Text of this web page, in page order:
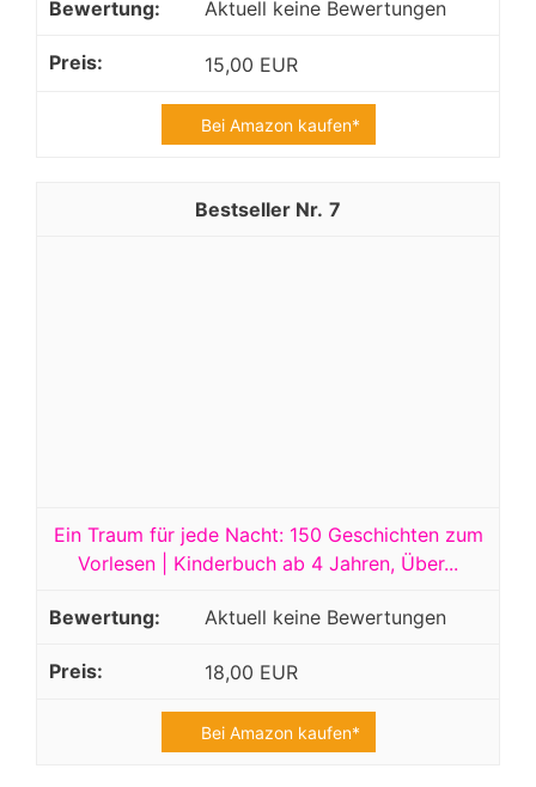
Aktuell keine Bewertungen
15,00 EUR
Bei Amazon kaufen*
7
Ein Traum für jede Nacht: 150 Geschichten zum
Vorlesen | Kinderbuch ab 4 Jahren, Über...
Aktuell keine Bewertungen
18,00 EUR
Bei Amazon kaufen*